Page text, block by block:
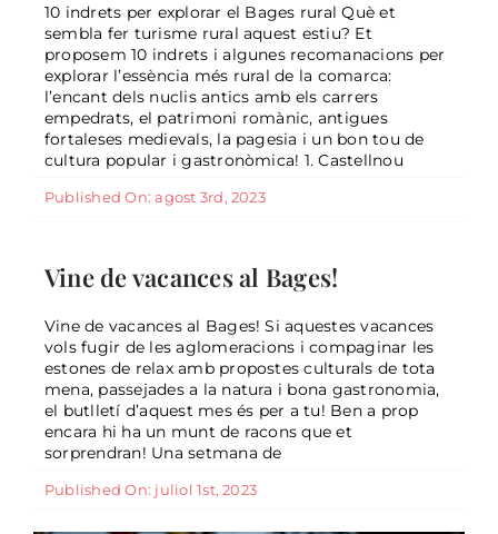
10 indrets per explorar el Bages rural Què et
sembla fer turisme rural aquest estiu? Et
proposem 10 indrets i algunes recomanacions per
explorar l’essència més rural de la comarca:
l’encant dels nuclis antics amb els carrers
empedrats, el patrimoni romànic, antigues
fortaleses medievals, la pagesia i un bon tou de
cultura popular i gastronòmica! 1. Castellnou
Published On: agost 3rd, 2023
General
Vine de vacances al Bages!
Vine de vacances al Bages! Si aquestes vacances
vols fugir de les aglomeracions i compaginar les
estones de relax amb propostes culturals de tota
mena, passejades a la natura i bona gastronomia,
el butlletí d’aquest mes és per a tu! Ben a prop
encara hi ha un munt de racons que et
sorprendran! Una setmana de
Published On: juliol 1st, 2023
7 propostes per aquesta Setmana
Santa
General